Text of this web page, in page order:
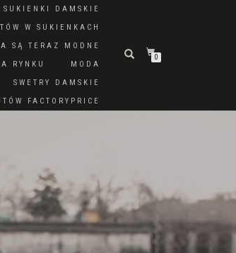
SUKIENKI DAMSKIE
W SUKIENKACH
SĄ TERAZ MODNE
RYNKU
MODA
SWETRY DAMSKIE
FACTORYPRICE
0